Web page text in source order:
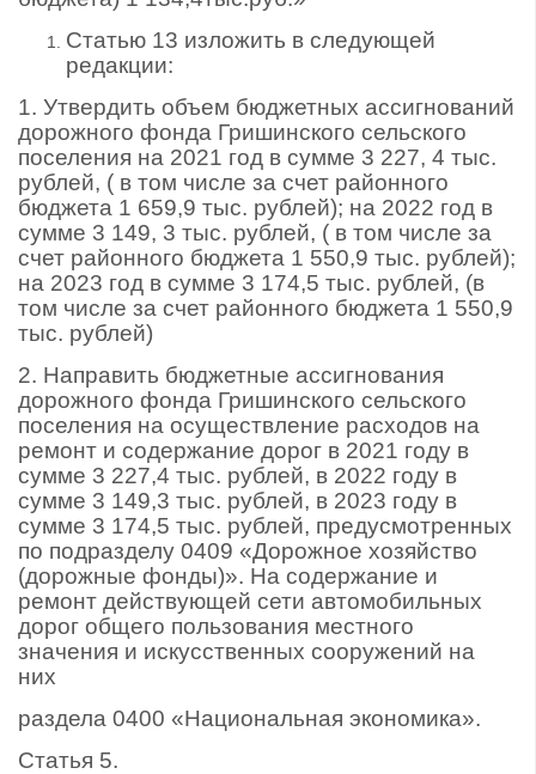
Статью 13 изложить в следующей
редакции:
1. Утвердить объем бюджетных ассигнований
дорожного фонда Гришинского сельского
поселения на 2021 год в сумме 3 227, 4 тыс.
рублей, ( в том числе за счет районного
бюджета 1 659,9 тыс. рублей); на 2022 год в
сумме 3 149, 3 тыс. рублей, ( в том числе за
счет районного бюджета 1 550,9 тыс. рублей);
на 2023 год в сумме 3 174,5 тыс. рублей, (в
том числе за счет районного бюджета 1 550,9
тыс. рублей)
2. Направить бюджетные ассигнования
дорожного фонда Гришинского сельского
поселения на осуществление расходов на
ремонт и содержание дорог в 2021 году в
сумме 3 227,4 тыс. рублей, в 2022 году в
сумме 3 149,3 тыс. рублей, в 2023 году в
сумме 3 174,5 тыс. рублей, предусмотренных
по подразделу 0409 «Дорожное хозяйство
(дорожные фонды)». На содержание и
ремонт действующей сети автомобильных
дорог общего пользования местного
значения и искусственных сооружений на
них
раздела 0400 «Национальная экономика».
Статья 5.